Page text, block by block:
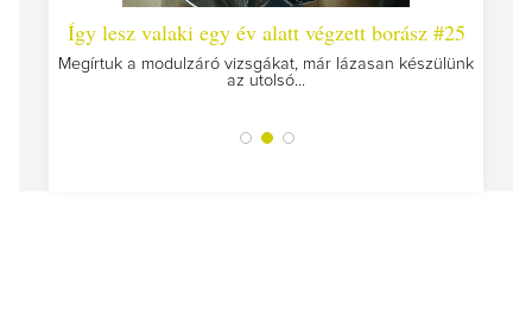
Így lesz valaki egy év alatt végzett borász #25
Megírtuk a modulzáró vizsgákat, már lázasan készülünk
az utolsó...